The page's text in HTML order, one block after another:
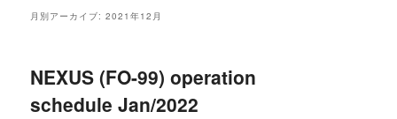
月別アーカイブ:2021年12月
NEXUS (FO-99) operation
schedule Jan/2022